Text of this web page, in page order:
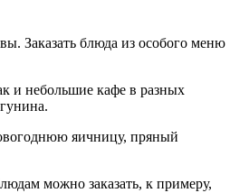
Заказать блюда из особого меню
и небольшие кафе в разных
яичницу, пряный
можно заказать, к примеру,